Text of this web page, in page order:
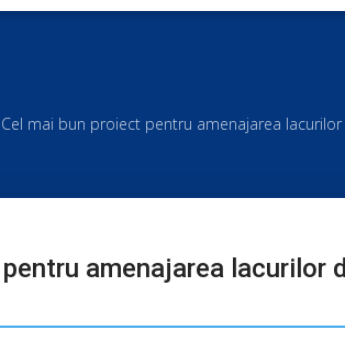
Cel mai bun proiect pentru amenajarea
amenajarea